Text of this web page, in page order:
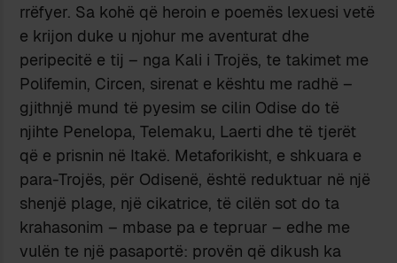
rrëfyer. Sa kohë që heroin e poemës lexuesi vetë
e krijon duke u njohur me aventurat dhe
peripecitë e tij – nga Kali i Trojës, te takimet me
Polifemin, Circen, sirenat e kështu me radhë –
gjithnjë mund të pyesim se cilin Odise do të
njihte Penelopa, Telemaku, Laerti dhe të tjerët
që e prisnin në Itakë. Metaforikisht, e shkuara e
para-Trojës, për Odisenë, është reduktuar në një
shenjë plage, një cikatrice, të cilën sot do ta
krahasonim – mbase pa e tepruar – edhe me
vulën te një pasaportë: provën që dikush ka